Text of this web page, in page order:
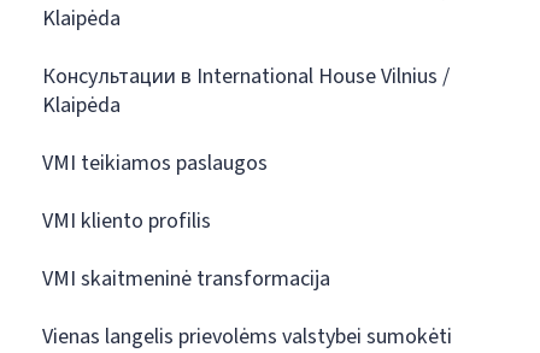
Klaipėda
Консультации в International House Vilnius /
Klaipėda
VMI teikiamos paslaugos
VMI kliento profilis
VMI skaitmeninė transformacija
Vienas langelis prievolėms valstybei sumokėti